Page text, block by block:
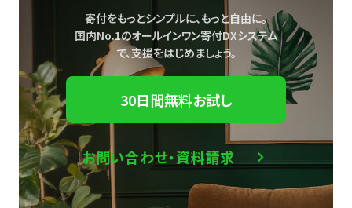
寄付をもっとシンプルに、もっと自由に。
国内No.1のオールインワン寄付DXシステム
で、支援をはじめましょう。
30日間無料お試し
お問い合わせ・資料請求